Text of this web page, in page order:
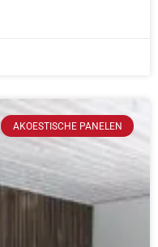
AKOESTISCHE PANELEN